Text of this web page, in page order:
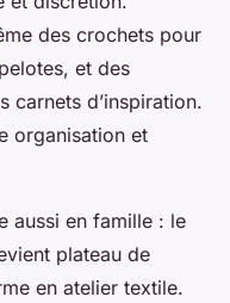
des crochets pour
et des
carnets d’inspiration.
organisation et
aussi en famille : le
plateau de
en atelier textile.